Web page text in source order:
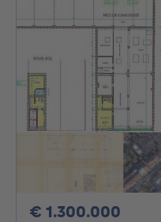
€ 1.300.000